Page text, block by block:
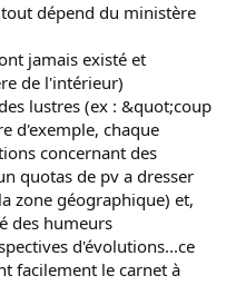
dépend du ministère
jamais existé et
de l'intérieur)
lustres (ex : &quot;coup
d'exemple, chaque
concernant des
quotas de pv a dresser
zone géographique) et,
des humeurs
d'évolutions...ce
facilement le carnet à